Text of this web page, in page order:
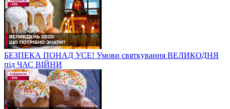
БЕЗПЕКА ПОНАД УСЕ! Умови святкування ВЕЛИКОДНЯ
під ЧАС ВІЙНИ